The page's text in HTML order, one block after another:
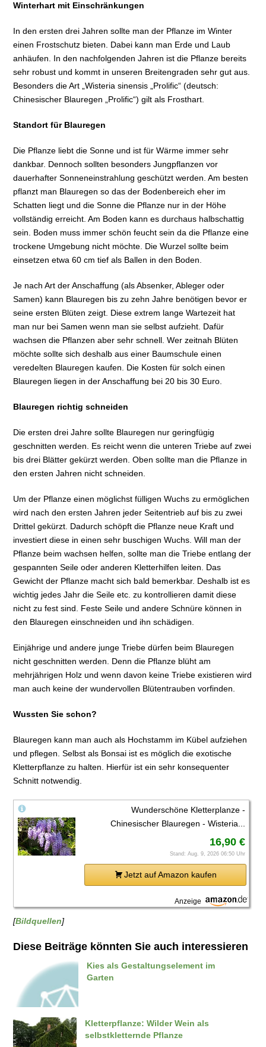
Winterhart mit Einschränkungen
In den ersten drei Jahren sollte man der Pflanze im Winter
einen Frostschutz bieten. Dabei kann man Erde und Laub
anhäufen. In den nachfolgenden Jahren ist die Pflanze bereits
sehr robust und kommt in unseren Breitengraden sehr gut aus.
Besonders die Art „Wisteria sinensis „Prolific“ (deutsch:
Chinesischer Blauregen „Prolific“) gilt als Frosthart.
Standort für Blauregen
Die Pflanze liebt die Sonne und ist für Wärme immer sehr
dankbar. Dennoch sollten besonders Jungpflanzen vor
dauerhafter Sonneneinstrahlung geschützt werden. Am besten
pflanzt man Blauregen so das der Bodenbereich eher im
Schatten liegt und die Sonne die Pflanze nur in der Höhe
vollständig erreicht. Am Boden kann es durchaus halbschattig
sein. Boden muss immer schön feucht sein da die Pflanze eine
trockene Umgebung nicht möchte. Die Wurzel sollte beim
einsetzen etwa 60 cm tief als Ballen in den Boden.
Je nach Art der Anschaffung (als Absenker, Ableger oder
Samen) kann Blauregen bis zu zehn Jahre benötigen bevor er
seine ersten Blüten zeigt. Diese extrem lange Wartezeit hat
man nur bei Samen wenn man sie selbst aufzieht. Dafür
wachsen die Pflanzen aber sehr schnell. Wer zeitnah Blüten
möchte sollte sich deshalb aus einer Baumschule einen
veredelten Blauregen kaufen. Die Kosten für solch einen
Blauregen liegen in der Anschaffung bei 20 bis 30 Euro.
Blauregen richtig schneiden
Die ersten drei Jahre sollte Blauregen nur geringfügig
geschnitten werden. Es reicht wenn die unteren Triebe auf zwei
bis drei Blätter gekürzt werden. Oben sollte man die Pflanze in
den ersten Jahren nicht schneiden.
Um der Pflanze einen möglichst fülligen Wuchs zu ermöglichen
wird nach den ersten Jahren jeder Seitentrieb auf bis zu zwei
Drittel gekürzt. Dadurch schöpft die Pflanze neue Kraft und
investiert diese in einen sehr buschigen Wuchs. Will man der
Pflanze beim wachsen helfen, sollte man die Triebe entlang der
gespannten Seile oder anderen Kletterhilfen leiten. Das
Gewicht der Pflanze macht sich bald bemerkbar. Deshalb ist es
wichtig jedes Jahr die Seile etc. zu kontrollieren damit diese
nicht zu fest sind. Feste Seile und andere Schnüre können in
den Blauregen einschneiden und ihn schädigen.
Einjährige und andere junge Triebe dürfen beim Blauregen
nicht geschnitten werden. Denn die Pflanze blüht am
mehrjährigen Holz und wenn davon keine Triebe existieren wird
man auch keine der wundervollen Blütentrauben vorfinden.
Wussten Sie schon?
Blauregen kann man auch als Hochstamm im Kübel aufziehen
und pflegen. Selbst als Bonsai ist es möglich die exotische
Kletterpflanze zu halten. Hierfür ist ein sehr konsequenter
Schnitt notwendig.
Wunderschöne Kletterplanze -
Chinesischer Blauregen - Wisteria...
16,90 €
Stand: Aug. 9, 2026 06:50 Uhr
Jetzt auf Amazon kaufen
Anzeige
[Bildquellen]
Diese Beiträge könnten Sie auch interessieren
Kies als Gestaltungselement im
Garten
Kletterpflanze: Wilder Wein als
selbstkletternde Pflanze